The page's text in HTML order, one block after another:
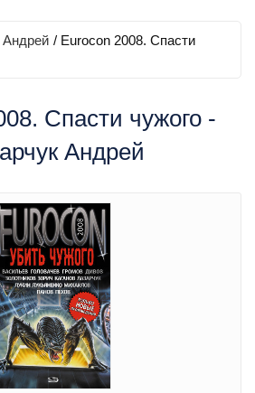
Андрей / Eurocon 2008. Спасти
Спасти чужого -
Андрей